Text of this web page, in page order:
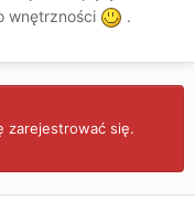
wnętrzności
.
zarejestrować się.